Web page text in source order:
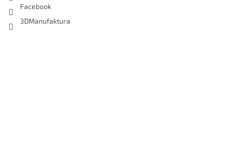
Facebook
3DManufaktura